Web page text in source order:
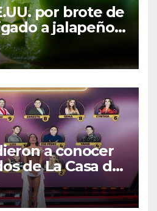
por brote de
a jalapeños
345
a conocer
de La Casa de
2026 en